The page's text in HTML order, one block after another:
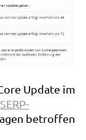
Update im
SERP-
betroffen